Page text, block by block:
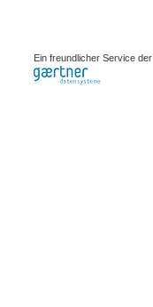
Ein freundlicher Service der